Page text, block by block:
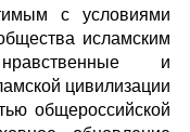
с условиями
исламским
и
цивилизации
общероссийской